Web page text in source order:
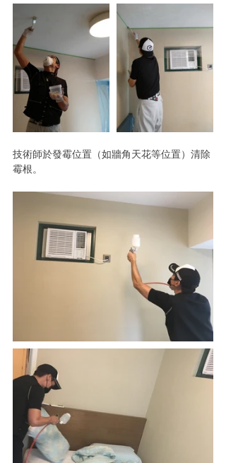
技術師於發霉位置（如牆角天花等位置）清除
霉根。